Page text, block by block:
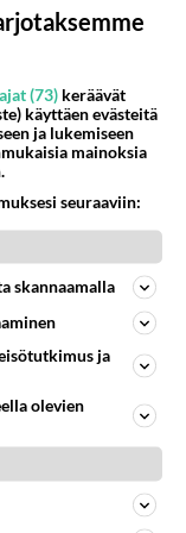
Kommentoi
viestiä.
53
67
(73) keräävät
käyttäen evästeitä
ja lukemiseen
mainoksia
seuraaviin:
skannaamalla
ja
olevien